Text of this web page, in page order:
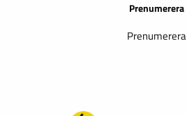
Prenumerera
Prenumerera